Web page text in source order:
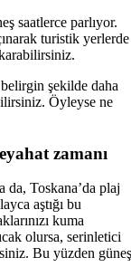
saatlerce parlıyor.
turistik yerlerde
şekilde daha
Öyleyse ne
zamanı
Toskana’da plaj
aştığı bu
kuma
olursa, serinletici
Bu yüzden güneş